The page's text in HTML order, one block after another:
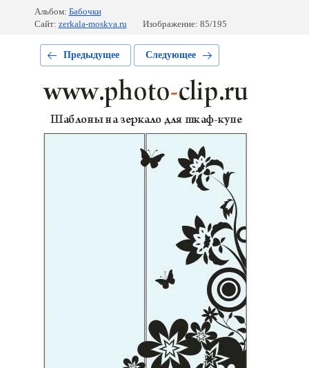
Альбом: Бабочки
Сайт: zerkala-moskva.ru Изображение: 85/195
Предыдущее Следующее